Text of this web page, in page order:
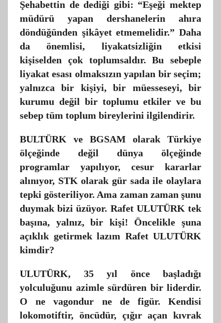
Şehabettin de dediği gibi: “Eşeği mektep
müdürü yapan dershanelerin ahıra
döndüğünden şikâyet etmemelidir.” Daha
da önemlisi, liyakatsizliğin etkisi
kişiselden çok toplumsaldır. Bu sebeple
liyakat esası olmaksızın yapılan bir seçim;
yalnızca bir kişiyi, bir müesseseyi, bir
kurumu değil bir toplumu etkiler ve bu
sebep tüm toplum bireylerini ilgilendirir.
BULTÜRK ve BGSAM olarak Türkiye
ölçeğinde değil dünya ölçeğinde
programlar yapılıyor, cesur kararlar
alınıyor, STK olarak gür sada ile olaylara
tepki gösteriliyor. Ama zaman zaman şunu
duymak bizi üzüyor. Rafet ULUTÜRK tek
başına, yalnız, bir kişi! Öncelikle şuna
açıklık getirmek lazım Rafet ULUTÜRK
kimdir?
ULUTÜRK, 35 yıl önce başladığı
yolculuğunu azimle sürdüren bir liderdir.
O ne vagondur ne de figür. Kendisi
lokomotiftir, öncüdür, çığır açan kıvrak